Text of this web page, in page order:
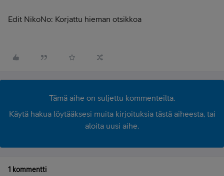
Edit NikoNo: Korjattu hieman otsikkoa
Tämä aihe on suljettu kommenteilta.
Käytä hakua löytääksesi muita kirjoituksia tästä aiheesta, tai
aloita uusi aihe.
1 kommentti